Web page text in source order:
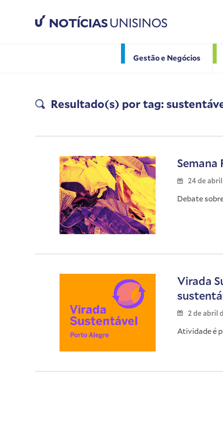
NOTÍCIASUNISINOS
Gestão e Negócios
Resultado(s) por tag:
Semana
24 de
Debate
Virada
2 de abril
Atividade é